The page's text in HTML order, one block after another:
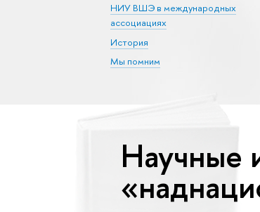
НИУ ВШЭ в международных
ассоциациях
История
Мы помним
Научные